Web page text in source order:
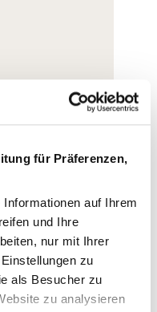
für Präferenzen,
auf Ihrem
und Ihre
nur mit Ihrer
zu
als Besucher zu
zu analysieren